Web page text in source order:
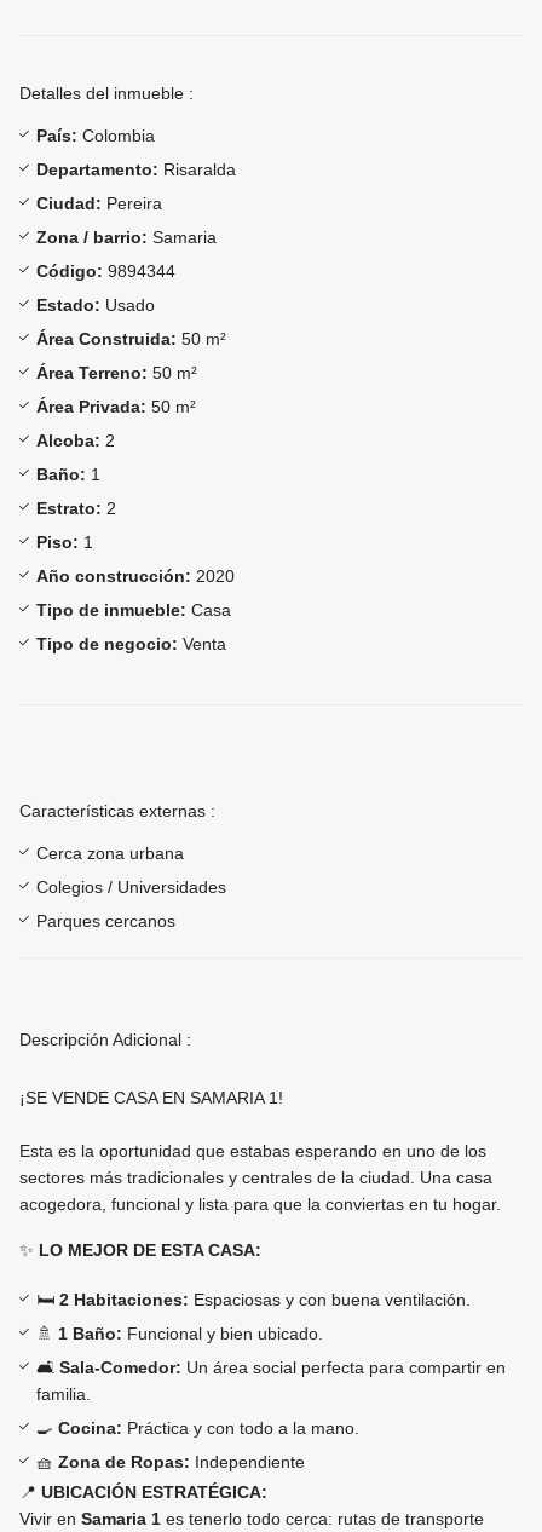
Detalles del inmueble :
País: Colombia
Departamento: Risaralda
Ciudad: Pereira
Zona / barrio: Samaria
Código: 9894344
Estado: Usado
Área Construida: 50 m²
Área Terreno: 50 m²
Área Privada: 50 m²
Alcoba: 2
Baño: 1
Estrato: 2
Piso: 1
Año construcción: 2020
Tipo de inmueble: Casa
Tipo de negocio: Venta
Características externas :
Cerca zona urbana
Colegios / Universidades
Parques cercanos
Descripción Adicional :
¡SE VENDE CASA EN SAMARIA 1!
Esta es la oportunidad que estabas esperando en uno de los
sectores más tradicionales y centrales de la ciudad. Una casa
acogedora, funcional y lista para que la conviertas en tu hogar.
✨ LO MEJOR DE ESTA CASA:
🛏️ 2 Habitaciones: Espaciosas y con buena ventilación.
🚿 1 Baño: Funcional y bien ubicado.
🛋️ Sala-Comedor: Un área social perfecta para compartir en
familia.
🍳 Cocina: Práctica y con todo a la mano.
🧺 Zona de Ropas: Independiente
📍 UBICACIÓN ESTRATÉGICA:
Vivir en Samaria 1 es tenerlo todo cerca: rutas de transporte